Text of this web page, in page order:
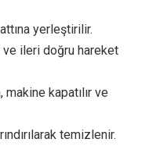
yerleştirilir.
ve ileri doğru hareket
makine kapatılır ve
temizlenir.